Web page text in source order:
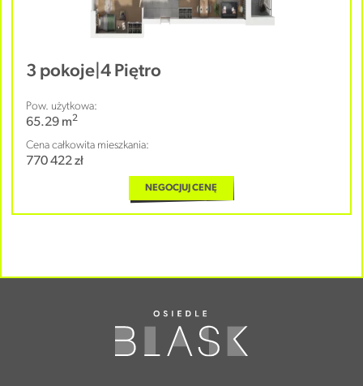
3 pokoje 4 Piętro
Pow. użytkowa:
65.29 m2
Cena całkowita mieszkania:
770 422 zł
NEGOCJUJ CENĘ